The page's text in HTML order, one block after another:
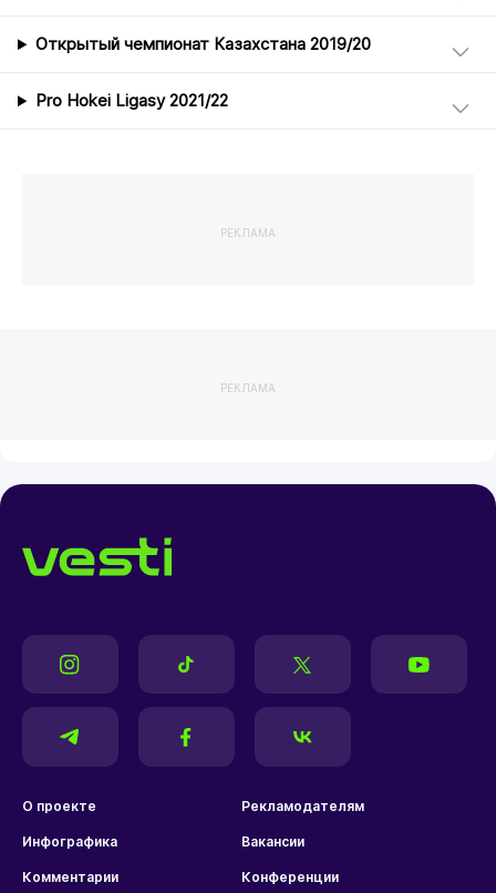
Открытый чемпионат Казахстана 2019/20
Pro Hokei Ligasy 2021/22
РЕКЛАМА
РЕКЛАМА
О проекте Рекламодателям
Инфографика Вакансии
Комментарии Конференции